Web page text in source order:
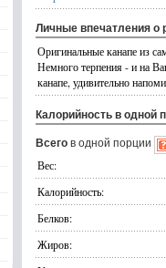
Личные впечатления о
Оригинальные канапе из
Немного терпения - и на
канапе, удивительно
Калорийность в одной
Всего в одной порции
Вес:
Калорийность:
Белков:
Жиров: